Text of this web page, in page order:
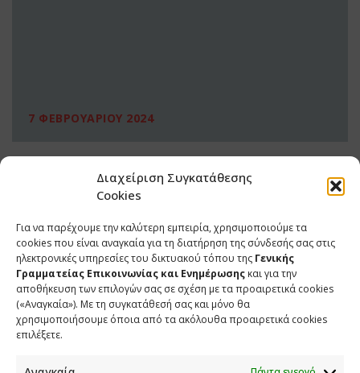
Διαχείριση Συγκατάθεσης
Cookies
Για να παρέχουμε την καλύτερη εμπειρία, χρησιμοποιούμε τα
cookies που είναι αναγκαία για τη διατήρηση της σύνδεσής σας στις
ηλεκτρονικές υπηρεσίες του δικτυακού τόπου της Γενικής
Γραμματείας Επικοινωνίας και Ενημέρωσης και για την
αποθήκευση των επιλογών σας σε σχέση με τα προαιρετικά cookies
(«Αναγκαία»). Με τη συγκατάθεσή σας και μόνο θα
χρησιμοποιήσουμε όποια από τα ακόλουθα προαιρετικά cookies
επιλέξετε.
7 ΦΕΒΡΟΥΑΡΙΟΥ 2024
ΕΠΙΚΟΙΝΩΝΙΑ
Φραγκούδη 11 & Αλεξάνδρου Πάντου